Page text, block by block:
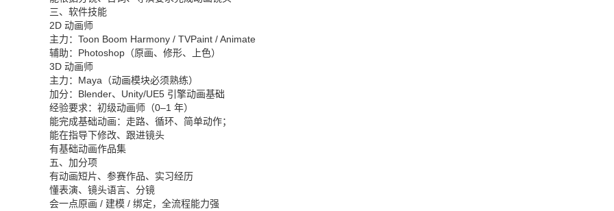
三、软件技能
2D 动画师
主力： Toon Boom Harmony / TVPaint / Animate
辅助： Photoshop （原画、修形、上色）
3D 动画师
主力： Maya （动画模块必须熟练）
加分： Blender、 Unity/UE5 引擎动画基础
经验要求：初级动画师（0–1 年）
能完成基础动画：走路、循环、简单动作；
能在指导下修改、跟进镜头
有基础动画作品集
五、加分项
有动画短片、参赛作品、实习经历
懂表演、镜头语言、分镜
会一点原画 / 建模 / 绑定，全流程能力强